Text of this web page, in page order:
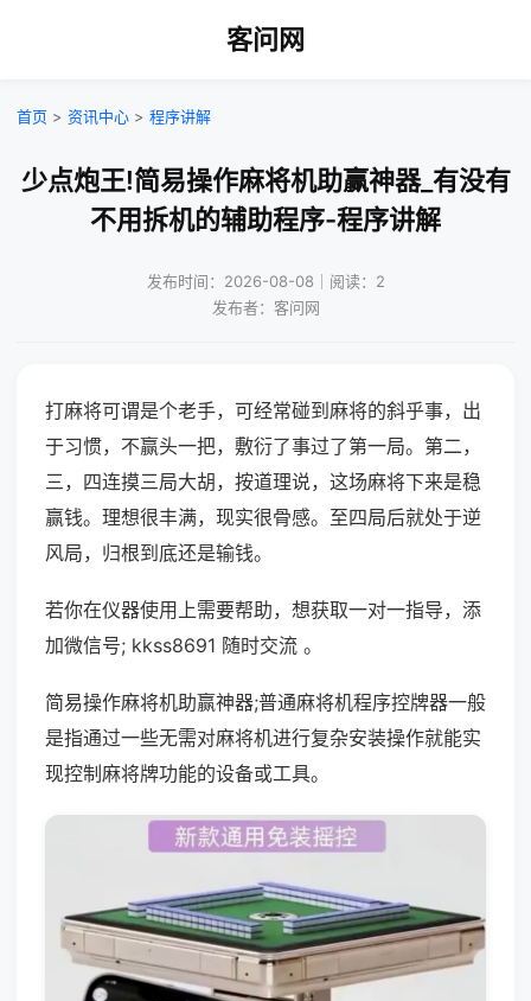
客问网
首页 > 资讯中心 > 程序讲解
少点炮王!简易操作麻将机助赢神器_有没有
不用拆机的辅助程序-程序讲解
发布时间：2026-08-08｜阅读：2
发布者：客问网
打麻将可谓是个老手，可经常碰到麻将的斜乎事，出
于习惯，不赢头一把，敷衍了事过了第一局。第二，
三，四连摸三局大胡，按道理说，这场麻将下来是稳
赢钱。理想很丰满，现实很骨感。至四局后就处于逆
风局，归根到底还是输钱。
若你在仪器使用上需要帮助，想获取一对一指导，添
加微信号; kkss8691 随时交流 。
简易操作麻将机助赢神器;普通麻将机程序控牌器一般
是指通过一些无需对麻将机进行复杂安装操作就能实
现控制麻将牌功能的设备或工具。